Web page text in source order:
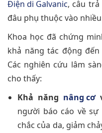
Điện di Galvanic, câu
đâu phụ thuộc vào
Khoa học đã chứng
khả năng tác động
Các nghiên cứu lâm
cho thấy:
Khả năng nâng cơ
người báo cáo về
chắc của da, giảm